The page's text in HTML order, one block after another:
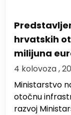
hrvatskih
milijuna
4 kolovoza ,
Ministarstvo
otočnu
razvoj